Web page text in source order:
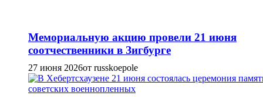
Мемориальную акцию провели 21 июня
соотчественники в Зигбурге
27 июня 2026от russkoepole